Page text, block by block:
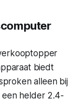
biedt
alleen bij
helder 2.4-